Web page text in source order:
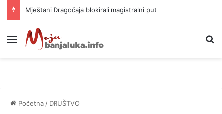
Helikopter ponovo gasi vatru u selima kod Trebinja
Meni
Početna / DRUŠTVO